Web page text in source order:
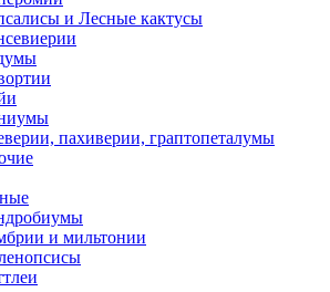
и Лесные кактусы
пахиверии, граптопеталумы
и мильтонии